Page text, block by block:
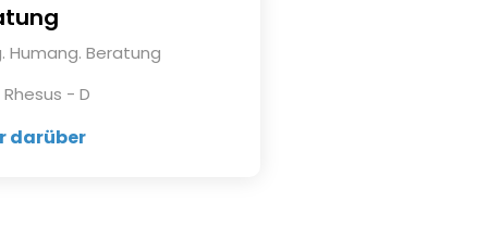
Humang. Beratung
Rhesus - D
darüber